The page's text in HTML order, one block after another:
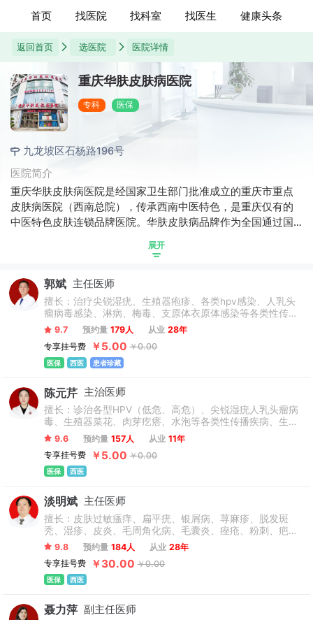
首页 找医院 找科室 找医生 健康头条
返回首页 选医院 医院详情
重庆华肤皮肤病医院
专科 医保
九龙坡区石杨路196号
医院简介
重庆华肤皮肤病医院是经国家卫生部门批准成立的重庆市重点
皮肤病医院（西南总院），传承西南中医特色，是重庆仅有的
中医特色皮肤连锁品牌医院。华肤皮肤病品牌作为全国通过国
肥、深圳、湖南等（除西藏偏远地区以外）设立华肤分院，承
任务。重庆华肤皮肤病医院自成立以来，无论是在医疗技术水
平、科研力量，还是在年门诊量、年康复人数等方面均居西南
地区前列。
展开
郭斌 主任医师
擅长：治疗尖锐湿疣、生殖器疱疹、各类hpv感染、人乳头
瘤病毒感染、淋病、梅毒、支原体衣原体感染等各类性传播
疾病。
9.7 预约量 179人 从业 28年
专享挂号费
￥5.00 ￥0.00
医保 西医 患者珍藏
陈元芹 主治医师
擅长：诊治各型HPV（低危、高危）、尖锐湿疣人乳头瘤病
毒、生殖器菜花、肉芽疙瘩、水泡等各类性传播疾病、生殖
器疱疹、早期梅毒、淋病、非淋等生殖感染疾病和皮肤性
病，尤其擅长高危HPV（如：16、18、52、58 等亚型）、
HSV（生殖器疱疹）的系统性防治。在皮肤性病的全周期管
理、治疗方面有经验。
9.6 预约量 157人 从业 11年
专享挂号费
￥5.00 ￥0.00
医保 西医
淡明斌 主任医师
擅长：皮肤过敏瘙痒、扁平疣、银屑病、荨麻疹、脱发斑
秃、湿疹、皮炎、毛周角化病、毛囊炎、痤疮、粉刺、疤
痕、增生性瘢痕，中西西结合治疗银屑病，白癜风，鱼鳞
病，皮炎，湿疹，荨麻疹，斑秃，过敏，灰指甲，扁平疣等
各类复发性皮肤性疾病。
9.8 预约量 184人 从业 28年
专享挂号费
￥30.00 ￥0.00
医保 西医
聂力萍 副主任医师